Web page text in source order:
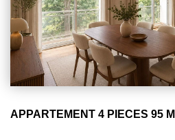
APPARTEMENT 4 PIECES 95